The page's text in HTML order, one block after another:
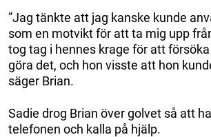
”Jag tänkte att jag kanske kunde
som en motvikt för att ta mig upp
tog tag i hennes krage för att
göra det, och hon visste att hon
säger Brian.
Sadie drog Brian över golvet så att
telefonen och kalla på hjälp.